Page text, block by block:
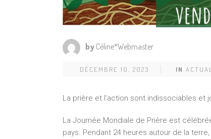
by Céline*Webmaster
DÉCEMBRE 10, 2023 IN
La prière et l’action sont indissociables et
La Journée Mondiale de Prière est
pays. Pendant 24 heures autour de la